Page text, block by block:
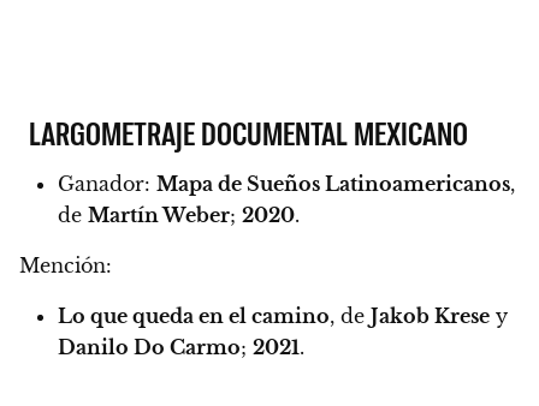
LARGOMETRAJE DOCUMENTAL MEXICANO
Ganador: Mapa de Sueños Latinoamericanos,
de Martín Weber; 2020.
Mención:
Lo que queda en el camino, de Jakob Krese y
Danilo Do Carmo; 2021.